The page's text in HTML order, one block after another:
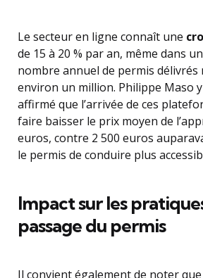
Le secteur en ligne connaît une
de 15 à 20 % par an, même dans
nombre annuel de permis délivrés
environ un million. Philippe Maso y
affirmé que l’arrivée de ces
faire baisser le prix moyen de
euros, contre 2 500 euros
le permis de conduire plus
Impact sur les
passage du permis
Il convient également de noter que